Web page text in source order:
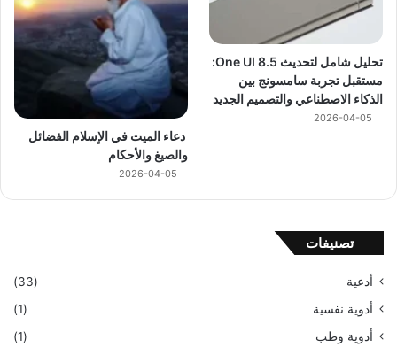
تحليل شامل لتحديث One UI 8.5:
مستقبل تجربة سامسونج بين
الذكاء الاصطناعي والتصميم الجديد
2026-04-05
دعاء الميت في الإسلام الفضائل
والصيغ والأحكام
2026-04-05
تصنيفات
أدعية
(33)
أدوية نفسية
(1)
أدوية وطب
(1)